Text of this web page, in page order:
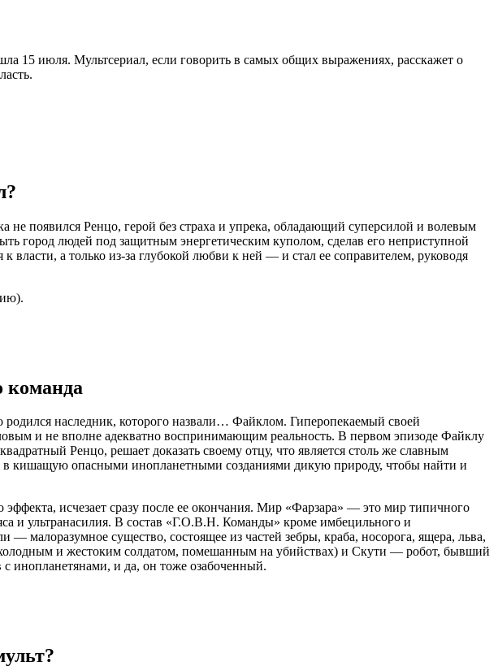
15 июля. Мультсериал, если говорить в самых общих выражениях, расскажет о
не появился Ренцо, герой без страха и упрека, обладающий суперсилой и волевым
город людей под защитным энергетическим куполом, сделав его неприступной
а только из-за глубокой любви к ней — и стал ее соправителем, руководя
команда
родился наследник, которого назвали… Файклом. Гиперопекаемый своей
и не вполне адекватно воспринимающим реальность. В первом эпизоде Файклу
Ренцо, решает доказать своему отцу, что является столь же славным
в кишащую опасными инопланетными созданиями дикую природу, чтобы найти и
исчезает сразу после ее окончания. Мир «Фарзара» — это мир типичного
и ультранасилия. В состав «Г.О.В.Н. Команды» кроме имбецильного и
малоразумное существо, состоящее из частей зебры, краба, носорога, ящера, льва,
и жестоким солдатом, помешанным на убийствах) и Скути — робот, бывший
с инопланетянами, и да, он тоже озабоченный.